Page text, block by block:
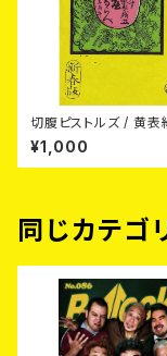
切腹ピストルズ / 黄表
『不酒屋勝手口ならべ』
やがってぐちならべ）
¥1,000
同じカテゴ